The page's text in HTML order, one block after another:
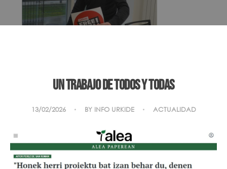
Un trabajo de todos y todas
13/02/2026 BY INFO URKIDE ACTUALIDAD